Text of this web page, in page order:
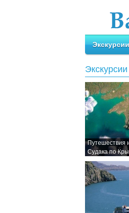
Путешествия
Судака по